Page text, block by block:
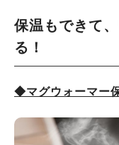
保温もできて
る！
◆マグウォーマー